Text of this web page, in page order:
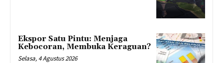
Ekspor Satu Pintu: Menjaga
Kebocoran, Membuka Keraguan?
Selasa, 4 Agustus 2026